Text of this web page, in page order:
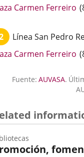
Carmen Ferreiro (
Línea San Pedro
Carmen Ferreiro (
Fuente: AUVASA.